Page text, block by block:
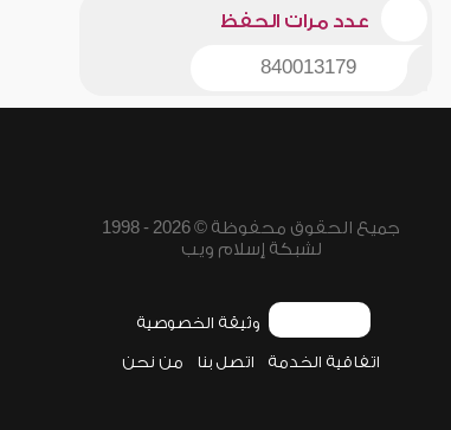
عدد مرات الحفظ
840013179
جميع الحقوق محفوظة © 2026 - 1998
لشبكة إسلام ويب
وثيقة الخصوصية
اتفاقية الخدمة اتصل بنا من نحن